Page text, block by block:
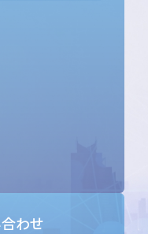
わせ